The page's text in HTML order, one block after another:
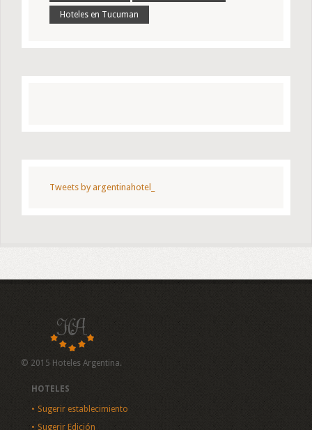
Hoteles en Tucuman
Tweets by argentinahotel_
© 2015 Hoteles Argentina.
HOTELES
Sugerir establecimiento
Sugerir Edición